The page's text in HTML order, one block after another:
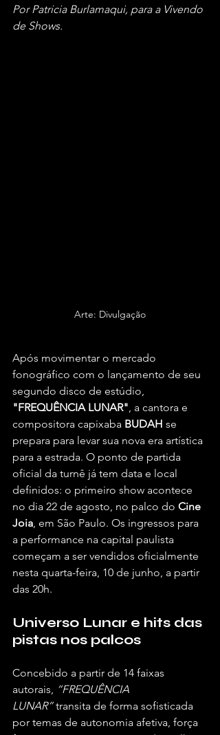
Por Patricia Burlamaqui, para a Vivendo
de Shows.
Arte: Divulgação
Após movimentar o mercado
fonográfico com o lançamento de seu
segundo disco de estúdio,
"FREQUÊNCIA LUNAR", a cantora e
compositora capixaba BUDAH se
prepara para levar sua nova era artística
para a estrada. O ponto de partida
oficial da turnê já tem data e local
definidos: o primeiro show acontece
no dia 22 de agosto, no palco do Cine
Joia, em São Paulo. Os ingressos para
a performance na capital paulista
começam a ser vendidos oficialmente
nesta quarta-feira, 10 de junho, a partir
das 20h.
Universo Lunar e hits das
pistas nos palcos
Concebido a partir de 14 faixas
autorais, “FREQUÊNCIA
LUNAR” transita de forma sofisticada
por temas de autonomia afetiva, força